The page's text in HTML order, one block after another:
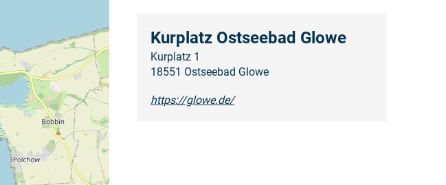
Kurplatz Ostseebad Glowe
Kurplatz 1
18551 Ostseebad Glowe
https://glowe.de/